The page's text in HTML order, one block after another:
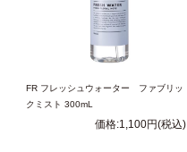
FR フレッシュウォーター ファブリッ
クミスト 300mL
価格:1,100円(税込)